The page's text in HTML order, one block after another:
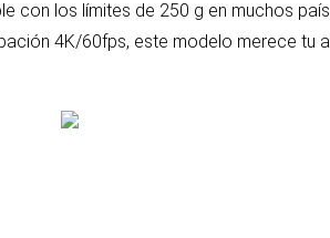
con los límites de 250 g en muchos
4K/60fps, este modelo merece tu